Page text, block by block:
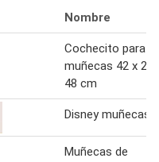
Nombre
Cochecito para
muñecas 42 x
48 cm
Disney muñecas
Muñecas de